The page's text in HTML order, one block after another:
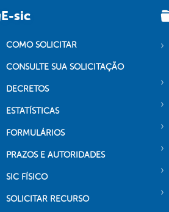
E-sic
COMO SOLICITAR
CONSULTE SUA SOLICITAÇÃO
DECRETOS
ESTATÍSTICAS
FORMULÁRIOS
PRAZOS E AUTORIDADES
SIC FÍSICO
SOLICITAR RECURSO